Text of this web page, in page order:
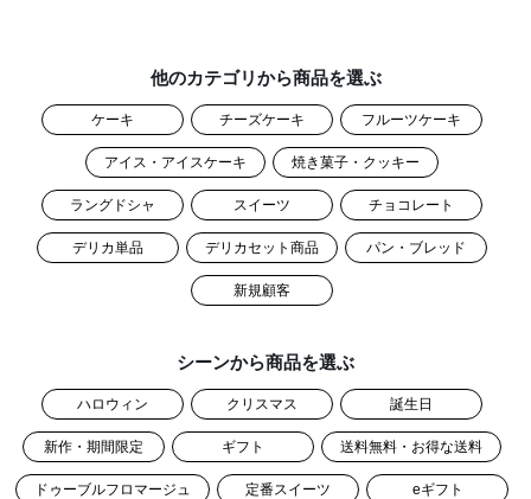
他のカテゴリから商品を選ぶ
ケーキ チーズケーキ フルーツケーキ
アイス・アイスケーキ 焼き菓子・クッキー
ラングドシャ スイーツ チョコレート
デリカ単品 デリカセット商品 パン・ブレッド
新規顧客
シーンから商品を選ぶ
ハロウィン クリスマス 誕生日
新作・期間限定 ギフト 送料無料・お得な送料
ドゥーブルフロマージュ 定番スイーツ eギフト